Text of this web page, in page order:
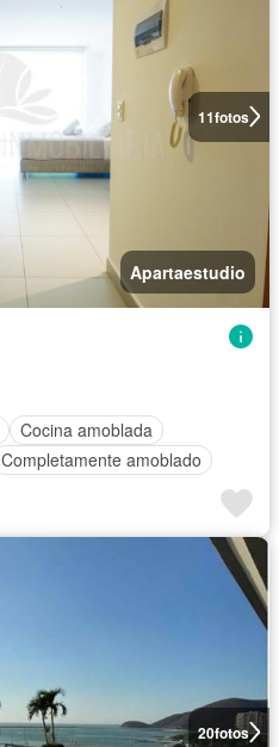
11fotos
Apartaestudio
Cocina amoblada
Completamente amoblado
20fotos